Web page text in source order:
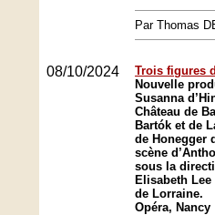
Par Thomas
08/10/2024
Trois figures
Nouvelle
Susanna
Château de
Bartók et de
de Honegger
scène
sous la
Elisabeth Lee
de Lorraine.
Opéra, Nancy